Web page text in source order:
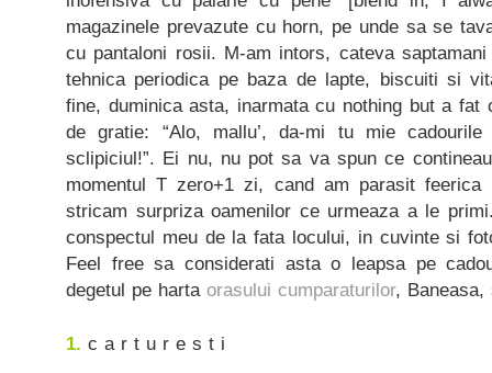
magazinele prevazute cu horn, pe unde sa se
cu pantaloni rosii. M-am intors, cateva
tehnica periodica pe baza de lapte, biscuiti si
fine, duminica asta, inarmata cu nothing but a fat
de gratie: “Alo, mallu’, da-mi tu mie
sclipiciul!”. Ei nu, nu pot sa va spun ce
momentul T zero+1 zi, cand am parasit
stricam surpriza oamenilor ce urmeaza a le
conspectul meu de la fata locului, in cuvinte si
Feel free sa considerati asta o leapsa pe
degetul pe harta orasului cumparaturilor,
1. c a r t u r e s t i